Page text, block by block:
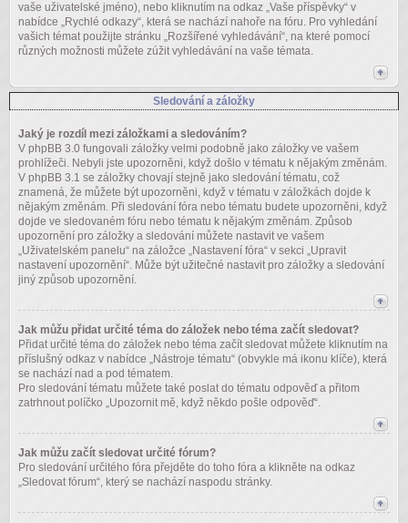
vaše uživatelské jméno), nebo kliknutím na odkaz „Vaše příspěvky“ v
nabídce „Rychlé odkazy“, která se nachází nahoře na fóru. Pro vyhledání
vašich témat použijte stránku „Rozšířené vyhledávání“, na které pomocí
různých možnosti můžete zúžit vyhledávání na vaše témata.
Sledování a záložky
Jaký je rozdíl mezi záložkami a sledováním?
V phpBB 3.0 fungovali záložky velmi podobně jako záložky ve vašem
prohlížeči. Nebyli jste upozorněni, když došlo v tématu k nějakým změnám.
V phpBB 3.1 se záložky chovají stejně jako sledování tématu, což
znamená, že můžete být upozorněni, když v tématu v záložkách dojde k
nějakým změnám. Při sledování fóra nebo tématu budete upozorněni, když
dojde ve sledovaném fóru nebo tématu k nějakým změnám. Způsob
upozornění pro záložky a sledování můžete nastavit ve vašem
„Uživatelském panelu“ na záložce „Nastavení fóra“ v sekci „Upravit
nastavení upozornění“. Může být užitečné nastavit pro záložky a sledování
jiný způsob upozornění.
Jak můžu přidat určité téma do záložek nebo téma začít sledovat?
Přidat určité téma do záložek nebo téma začít sledovat můžete kliknutím na
příslušný odkaz v nabídce „Nástroje tématu“ (obvykle má ikonu klíče), která
se nachází nad a pod tématem.
Pro sledování tématu můžete také poslat do tématu odpověď a přitom
zatrhnout políčko „Upozornit mě, když někdo pošle odpověď“.
Jak můžu začít sledovat určité fórum?
Pro sledování určitého fóra přejděte do toho fóra a klikněte na odkaz
„Sledovat fórum“, který se nachází naspodu stránky.